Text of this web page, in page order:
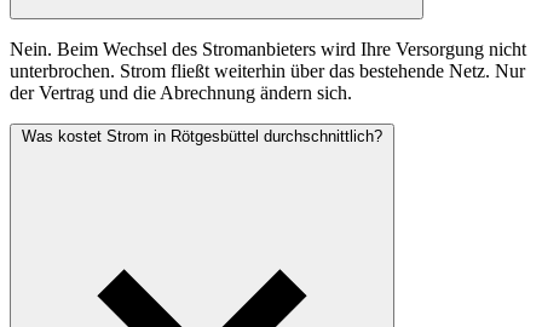
Nein. Beim Wechsel des Stromanbieters wird Ihre Versorgung nicht
unterbrochen. Strom fließt weiterhin über das bestehende Netz. Nur
der Vertrag und die Abrechnung ändern sich.
Was kostet Strom in Rötgesbüttel durchschnittlich?